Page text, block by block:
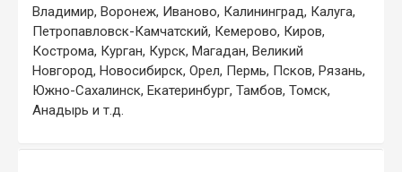
Владимир, Воронеж, Иваново, Калининград, Калуга,
Петропавловск-Камчатский, Кемерово, Киров,
Кострома, Курган, Курск, Магадан, Великий
Новгород, Новосибирск, Орел, Пермь, Псков, Рязань,
Южно-Сахалинск, Екатеринбург, Тамбов, Томск,
Анадырь и т.д.